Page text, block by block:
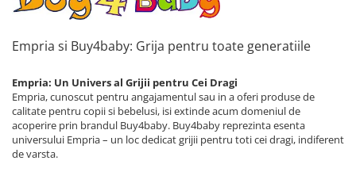
Empria si Buy4baby: Grija pentru toate generatiile
Empria: Un Univers al Grijii pentru Cei Dragi
Empria, cunoscut pentru angajamentul sau in a oferi produse de
calitate pentru copii si bebelusi, isi extinde acum domeniul de
acoperire prin brandul Buy4baby. Buy4baby reprezinta esenta
universului Empria – un loc dedicat grijii pentru toti cei dragi, indiferent
de varsta.